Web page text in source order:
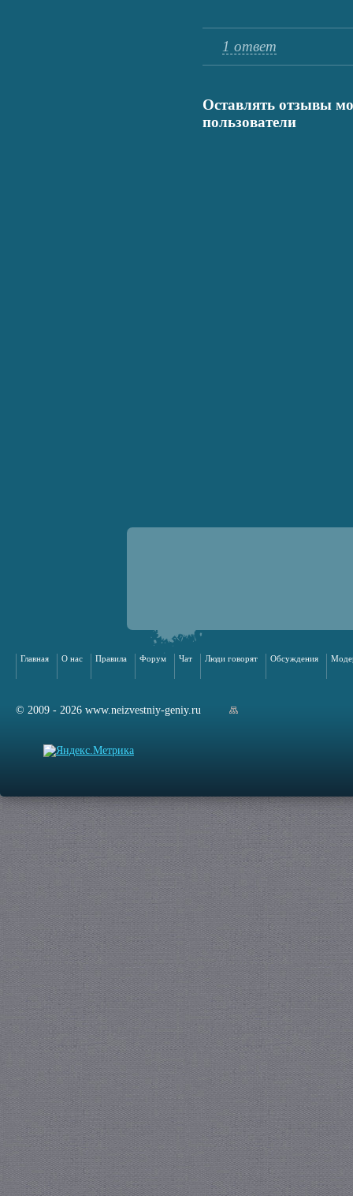
1 ответ
Оставлять отзывы
пользователи
Главная О нас Правила Форум Чат Люди говорят Обсуждения
© 2009 - 2026 www.neizvestniy-geniy.ru
сайта